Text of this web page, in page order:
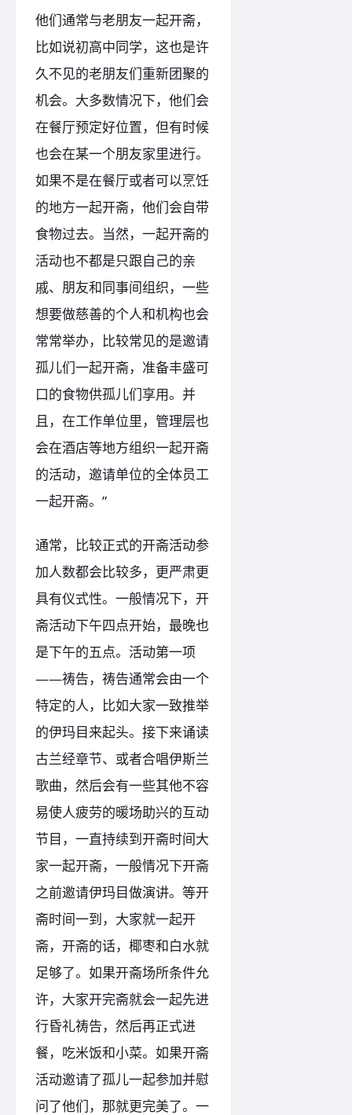
他们通常与老朋友一起开斋，
比如说初高中同学，这也是许
久不见的老朋友们重新团聚的
机会。大多数情况下，他们会
在餐厅预定好位置，但有时候
也会在某一个朋友家里进行。
如果不是在餐厅或者可以烹饪
的地方一起开斋，他们会自带
食物过去。当然，一起开斋的
活动也不都是只跟自己的亲
戚、朋友和同事间组织，一些
想要做慈善的个人和机构也会
常常举办，比较常见的是邀请
孤儿们一起开斋，准备丰盛可
口的食物供孤儿们享用。并
且，在工作单位里，管理层也
会在酒店等地方组织一起开斋
的活动，邀请单位的全体员工
一起开斋。”
通常，比较正式的开斋活动参
加人数都会比较多，更严肃更
具有仪式性。一般情况下，开
斋活动下午四点开始，最晚也
是下午的五点。活动第一项
——祷告，祷告通常会由一个
特定的人，比如大家一致推举
的伊玛目来起头。接下来诵读
古兰经章节、或者合唱伊斯兰
歌曲，然后会有一些其他不容
易使人疲劳的暖场助兴的互动
节目，一直持续到开斋时间大
家一起开斋，一般情况下开斋
之前邀请伊玛目做演讲。等开
斋时间一到，大家就一起开
斋，开斋的话，椰枣和白水就
足够了。如果开斋场所条件允
许，大家开完斋就会一起先进
行昏礼祷告，然后再正式进
餐，吃米饭和小菜。如果开斋
活动邀请了孤儿一起参加并慰
问了他们，那就更完美了。一